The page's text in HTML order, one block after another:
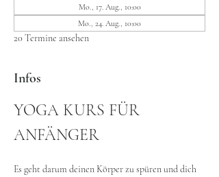
Mo., 17. Aug., 10:00
Mo., 24. Aug., 10:00
20 Termine ansehen
Infos
YOGA KURS FÜR
ANFÄNGER
Es geht darum deinen Körper zu spüren und dich